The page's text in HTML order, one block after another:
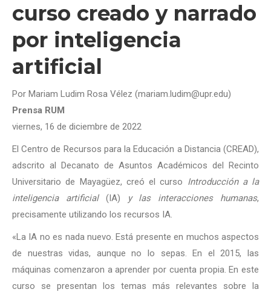
curso creado y narrado
por inteligencia
artificial
Por Mariam Ludim Rosa Vélez (mariam.ludim@upr.edu)
Prensa RUM
viernes, 16 de diciembre de 2022
El Centro de Recursos para la Educación a Distancia (CREAD),
adscrito al Decanato de Asuntos Académicos del Recinto
Universitario de Mayagüez, creó el curso Introducción a la
inteligencia artificial (IA) y las interacciones humanas,
precisamente utilizando los recursos IA.
«La IA no es nada nuevo. Está presente en muchos aspectos
de nuestras vidas, aunque no lo sepas. En el 2015, las
máquinas comenzaron a aprender por cuenta propia. En este
curso se presentan los temas más relevantes sobre la